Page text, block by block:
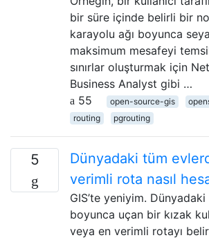
bir süre içinde belirli bir
karayolu ağı boyunca
maksimum mesafeyi
sınırlar oluşturmak için
Business Analyst gibi …
55
open-source-gis
routing
pgrouting
5
Dünyadaki tüm
verimli rota nasıl
GIS’te yeniyim.
boyunca uçan bir kızak
veya en verimli rotayı